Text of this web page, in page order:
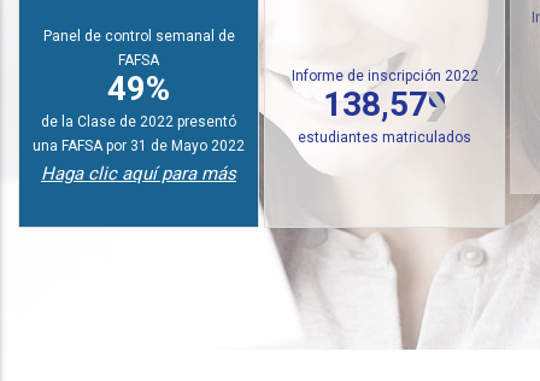
Panel de control semanal de
FAFSA
49%
de la Clase de 2022 presentó
una FAFSA por 31 de Mayo 2022
Haga clic aquí para más
Informe de inscripción 2022
138,579
estudiantes matriculados